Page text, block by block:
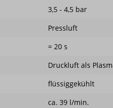
3,5 - 4,5 bar
Pressluft
= 20 s
Druckluft als
flüssiggekühlt
ca. 39 l/min.